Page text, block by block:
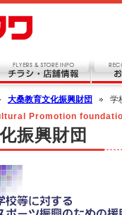
大桑教育文化振興財団
学
Promotion
振興財団